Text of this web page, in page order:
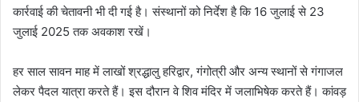
कार्रवाई की चेतावनी भी दी गई है। संस्थानों को निर्देश है कि 16 जुलाई से 23
जुलाई 2025 तक अवकाश रखें।
हर साल सावन माह में लाखों श्रद्धालु हरिद्वार, गंगोत्री और अन्य स्थानों से गंगाजल
लेकर पैदल यात्रा करते हैं। इस दौरान वे शिव मंदिर में जलाभिषेक करते हैं। कांवड़